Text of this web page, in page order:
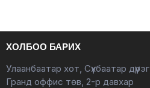
ХОЛБОО БАРИХ
Улаанбаатар хот, Сүхбаатар
Гранд оффис төв, 2-р давхар